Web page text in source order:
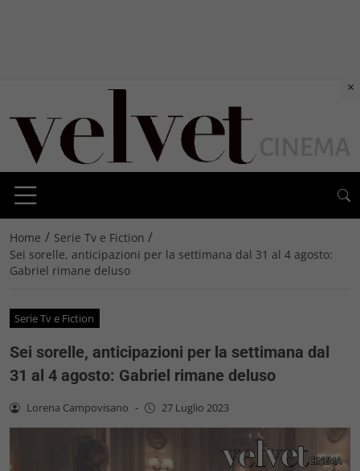
Home / Serie Tv e Fiction /
Sei sorelle, anticipazioni per la settimana dal 31 al 4 agosto:
Gabriel rimane deluso
Serie Tv e Fiction
Sei sorelle, anticipazioni per la settimana dal
31 al 4 agosto: Gabriel rimane deluso
Lorena Campovisano - 27 Luglio 2023
×